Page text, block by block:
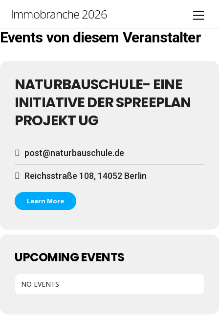
content
Immobranche 2026
Events von diesem Veranstalter
NATURBAUSCHULE- EINE
INITIATIVE DER SPREEPLAN
PROJEKT UG
post@naturbauschule.de
Reichsstraße 108, 14052 Berlin
Learn More
UPCOMING EVENTS
NO EVENTS